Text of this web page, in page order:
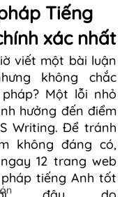
Tiếng
xác nhất
viết một bài luận
không chắc
Một lỗi nhỏ
hưởng đến điểm
Writing. Để tránh
không đáng có,
12 trang web
tiếng Anh tốt